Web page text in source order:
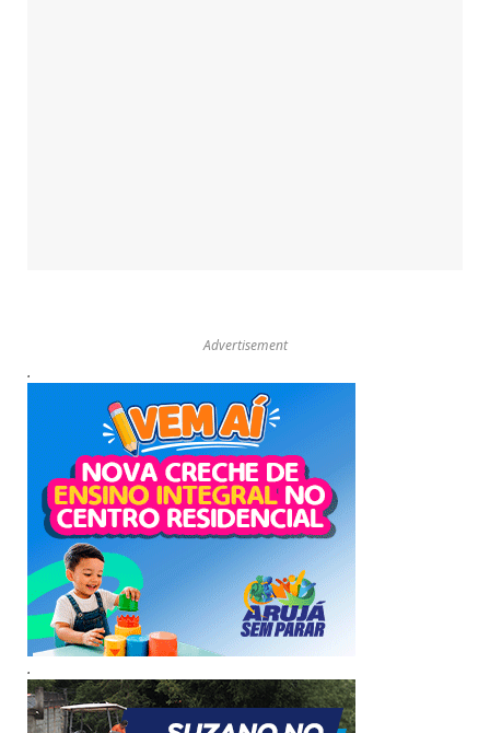
Advertisement
.
.